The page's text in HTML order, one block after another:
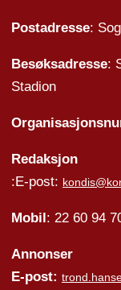
Postadresse:
Besøksadresse:
Stadion
Redaksjon
:E-post:
Mobil: 22 60 94
Annonser
E-post: